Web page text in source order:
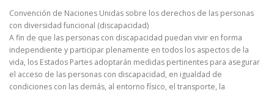
Convención de Naciones Unidas sobre los derechos de las personas
con diversidad funcional (discapacidad)
A fin de que las personas con discapacidad puedan vivir en forma
independiente y participar plenamente en todos los aspectos de la
vida, los Estados Partes adoptarán medidas pertinentes para asegurar
el acceso de las personas con discapacidad, en igualdad de
condiciones con las demás, al entorno físico, el transporte, la